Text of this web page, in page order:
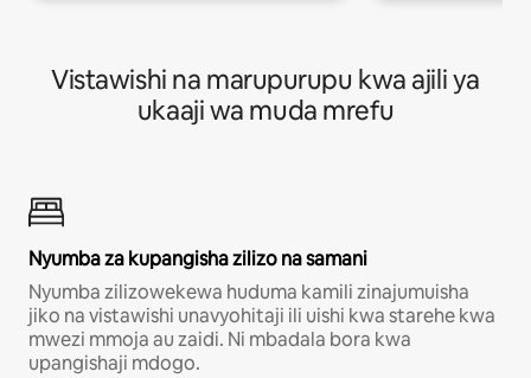
Vistawishi na marupurupu kwa ajili ya
ukaaji wa muda mrefu
Nyumba za kupangisha zilizo na samani
Nyumba zilizowekewa huduma kamili zinajumuisha
jiko na vistawishi unavyohitaji ili uishi kwa starehe kwa
mwezi mmoja au zaidi. Ni mbadala bora kwa
upangishaji mdogo.